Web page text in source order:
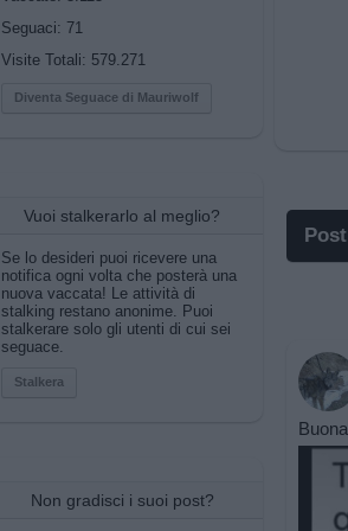
Seguaci: 71
Visite Totali: 579.271
Diventa Seguace di Mauriwolf
Vuoi stalkerarlo al meglio?
Se lo desideri puoi ricevere una
notifica ogni volta che posterà una
nuova vaccata! Le attività di
stalking restano anonime. Puoi
stalkerare solo gli utenti di cui sei
seguace.
Stalkera
Non gradisci i suoi post?